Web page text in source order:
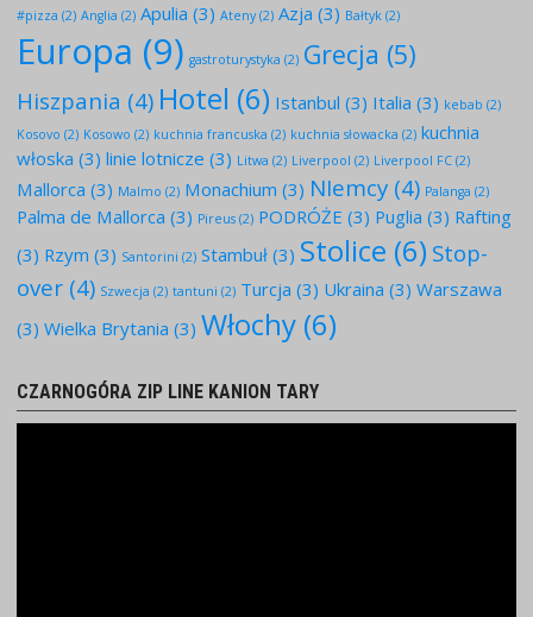
#pizza (2) Anglia (2) Apulia (3) Ateny(2) Azja (3) Bałtyk (2)
Europa (9) gastroturystyka (2) Grecja (5)
Hiszpania (4) Hotel (6) Istanbul (3) Italia (3) kebab (2)
Kosovo (2) Kosowo (2) kuchnia francuska (2) kuchnia słowacka (2) kuchnia
włoska (3) linie lotnicze (3) Litwa (2) Liverpool (2) Liverpool FC (2)
Mallorca (3) Malmo (2) Monachium (3) NIemcy (4) Palanga (2)
Palma de Mallorca (3) Pireus (2) PODRÓŻE (3) Puglia (3) Rafting
(3) Rzym (3) Santorini (2) Stambuł (3) Stolice (6) Stop-
over (4) Szwecja (2) tantuni (2) Turcja (3) Ukraina (3) Warszawa
(3) Wielka Brytania (3) Włochy (6)
CZARNOGÓRA ZIP LINE KANION TARY